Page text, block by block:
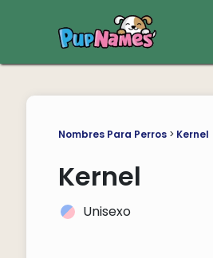
Nombres Para Perros> Kernel
Kernel
Unisexo